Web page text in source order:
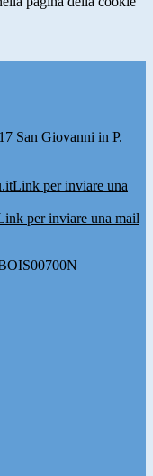
San Giovanni in P.
Link per inviare una
per inviare una mail